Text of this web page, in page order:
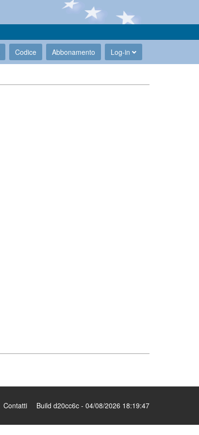
Codice Abbonamento Log-in
Contatti Build d20cc6c - 04/08/2026 18:19:47